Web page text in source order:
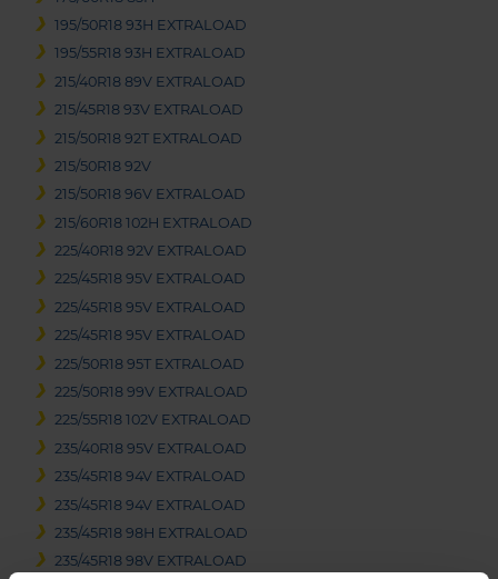
195/50R18 93H EXTRALOAD
195/55R18 93H EXTRALOAD
215/40R18 89V EXTRALOAD
215/45R18 93V EXTRALOAD
215/50R18 92T EXTRALOAD
215/50R18 92V
215/50R18 96V EXTRALOAD
215/60R18 102H EXTRALOAD
225/40R18 92V EXTRALOAD
225/45R18 95V EXTRALOAD
225/45R18 95V EXTRALOAD
225/45R18 95V EXTRALOAD
225/50R18 95T EXTRALOAD
225/50R18 99V EXTRALOAD
225/55R18 102V EXTRALOAD
235/40R18 95V EXTRALOAD
235/45R18 94V EXTRALOAD
235/45R18 94V EXTRALOAD
235/45R18 98H EXTRALOAD
235/45R18 98V EXTRALOAD